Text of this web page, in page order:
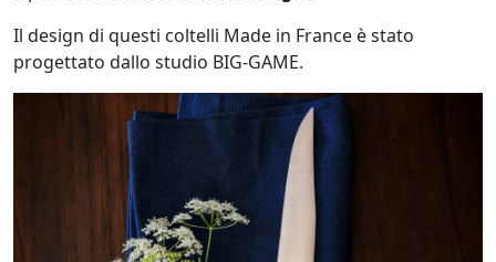
Il design di questi coltelli Made in France è stato
progettato dallo studio BIG-GAME.